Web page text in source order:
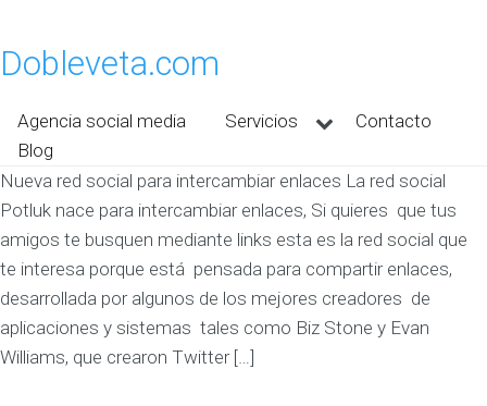
Dobleveta.com
Agencia social media Servicios
Contacto
Blog
Nueva red social para intercambiar enlaces La red social
Potluk nace para intercambiar enlaces, Si quieres que tus
amigos te busquen mediante links esta es la red social que
te interesa porque está pensada para compartir enlaces,
desarrollada por algunos de los mejores creadores de
aplicaciones y sistemas tales como Biz Stone y Evan
Williams, que crearon Twitter […]